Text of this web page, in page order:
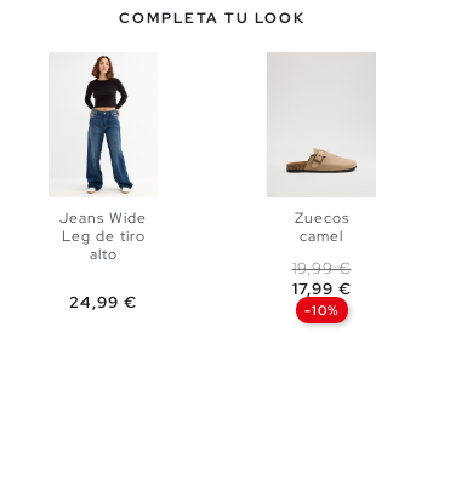
COMPLETA TU LOOK
Jeans Wide
Leg de tiro
alto
Precio
24,99 € AÑADIR A
Zuecos
camel
Precio base
19,99 €Precio
17,99 €
-10%